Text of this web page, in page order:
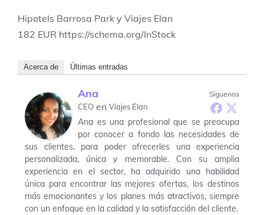
Hipotels Barrosa Park y Viajes Elan
182 EUR https://schema.org/InStock
Acerca de Últimas entradas
Síguenos
Ana
CEO en Viajes Elan
Ana es una profesional que se preocupa
por conocer a fondo las necesidades de
sus clientes, para poder ofrecerles una experiencia
personalizada, única y memorable. Con su amplia
experiencia en el sector, ha adquirido una habilidad
única para encontrar las mejores ofertas, los destinos
más emocionantes y los planes más atractivos, siempre
con un enfoque en la calidad y la satisfacción del cliente.